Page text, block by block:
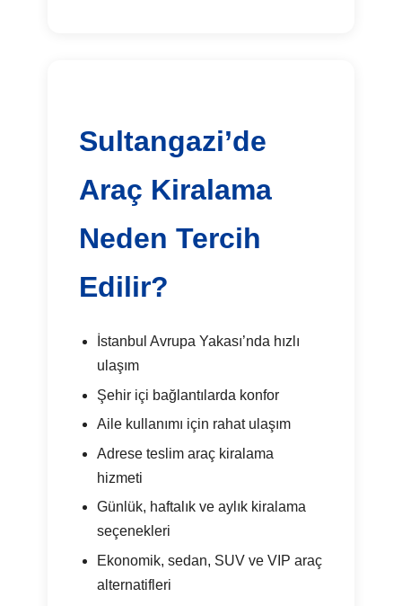
Sultangazi’de
Araç Kiralama
Neden Tercih
Edilir?
İstanbul Avrupa Yakası’nda hızlı
ulaşım
Şehir içi bağlantılarda konfor
Aile kullanımı için rahat ulaşım
Adrese teslim araç kiralama
hizmeti
Günlük, haftalık ve aylık kiralama
seçenekleri
Ekonomik, sedan, SUV ve VIP araç
alternatifleri